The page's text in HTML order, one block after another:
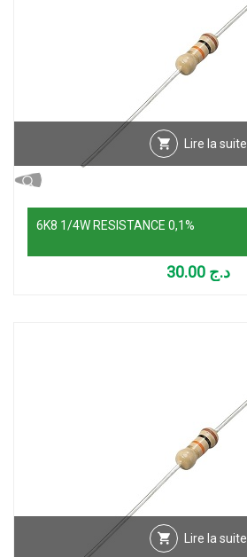
Lire la suite
6K8 1/4W RESISTANCE 0,1%
د.ج
Lire la suite